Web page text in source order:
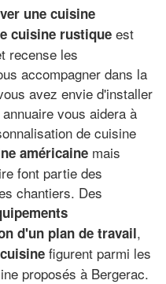
une cuisine
cuisine rustique est
recense les
accompagner dans la
avez envie d'installer
vous aidera à
de cuisine
américaine mais
font partie des
chantiers. Des
d'un plan de travail,
figurent parmi les
proposés à Bergerac.